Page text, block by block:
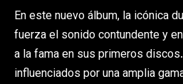
En este nuevo álbum, la icónica
fuerza el sonido contundente y
a la fama en sus primeros
influenciados por una amplia